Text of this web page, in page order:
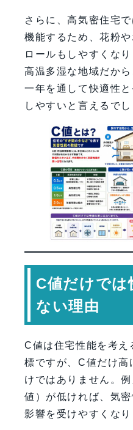
さらに、高気密住宅
機能するため、花粉
ロールもしやすくな
高温多湿な地域だか
一年を通して快適性
しやすいと言えるでし
C値だけでは
ない理由
C値は住宅性能を考え
標ですが、C値だけ高
けではありません。
値）が低ければ、気
影響を受けやすくなり